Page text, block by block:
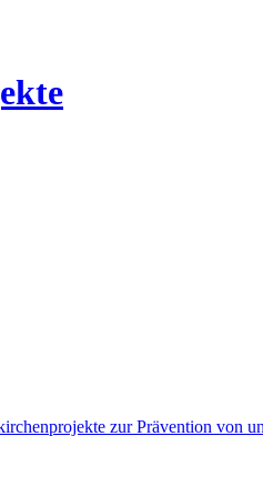
zur Prävention von